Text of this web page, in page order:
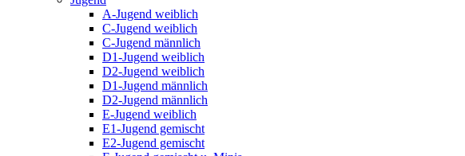
A-Jugend weiblich
C-Jugend weiblich
C-Jugend männlich
D1-Jugend weiblich
D2-Jugend weiblich
D1-Jugend männlich
D2-Jugend männlich
E-Jugend weiblich
E1-Jugend gemischt
E2-Jugend gemischt